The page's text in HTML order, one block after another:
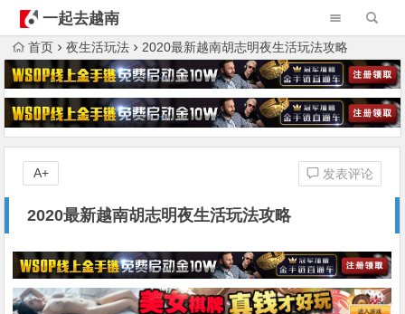
一起去越南
首页 夜生活玩法 2020最新越南胡志明夜生活玩法攻略
2020最新越南胡志明夜生活玩法攻略
发表评论
A+